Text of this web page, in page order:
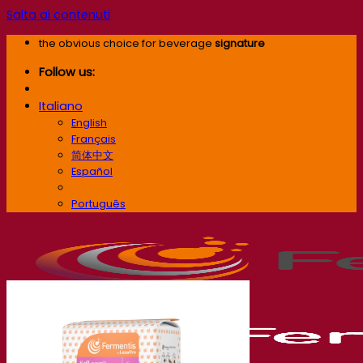
Salta ai contenuti
the obvious choice for beverage signature
Follow us:
Italiano
English
Français
简体中文
Español
Português